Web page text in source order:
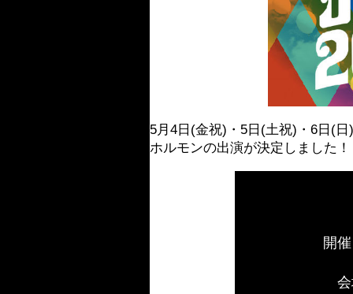
5月4日(金祝)・5日(土祝)・6日(
ホルモンの出演が決定しました！
開